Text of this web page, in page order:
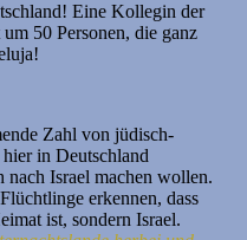
Eine Kollegin der
50 Personen, die ganz
Zahl von jüdisch-
in Deutschland
Israel machen wollen.
erkennen, dass
ist, sondern Israel.